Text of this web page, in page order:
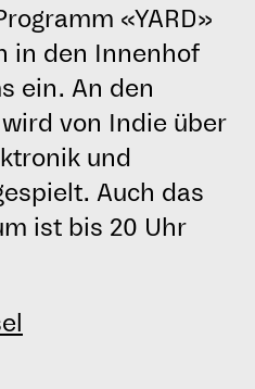
«YARD»
in den Innenhof
ein. An den
von Indie über
und
Auch das
ist bis 20 Uhr